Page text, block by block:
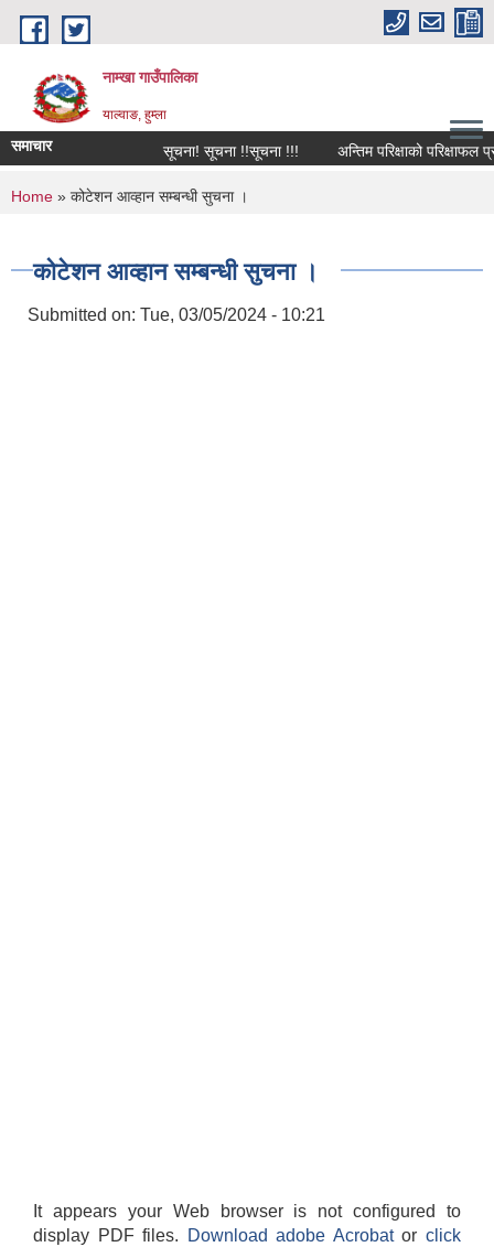
Skip to main content
नाम्खा गाउँपालिका
याल्वाङ, हुम्ला
समाचार सूचना! सूचना !!सूचना !!! अन्तिम परिक्षाको परिक्षाफल
You are here
Home » कोटेशन आव्हान सम्बन्धी सुचना ।
कोटेशन आव्हान सम्बन्धी सुचना ।
Submitted on: Tue, 03/05/2024 - 10:21
It appears your Web browser is not configured to
display PDF files.
Download adobe Acrobatorclick